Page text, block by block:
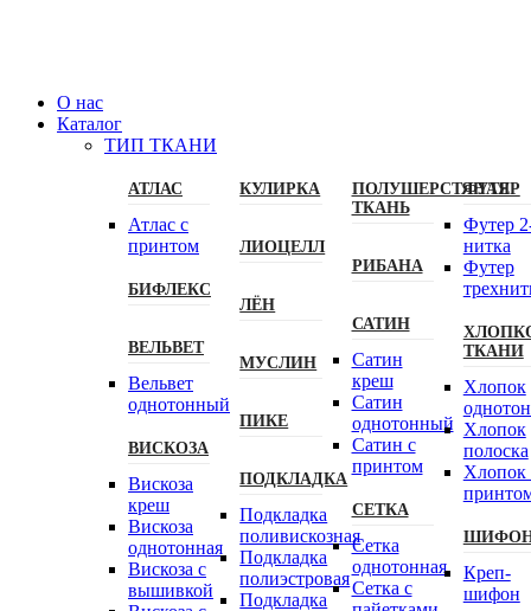
О нас
Каталог
ТИП ТКАНИ
АТЛАС
Атлас с
принтом
БИФЛЕКС
ВЕЛЬВЕТ
Вельвет
однотонный
ВИСКОЗА
Вискоза
креш
Вискоза
однотонная
Вискоза с
вышивкой
КУЛИРКА
ЛИОЦЕЛЛ
ЛЁН
МУСЛИН
ПИКЕ
ПОДКЛАДКА
Подкладка
поливискозная
Подкладка
полиэстровая
Подкладка
ПОЛУШЕРСТЯНАЯ
ТКАНЬ
РИБАНА
САТИН
Сатин
креш
Сатин
однотонный
Сатин с
принтом
СЕТКА
Сетка
однотонная
Сетка с
ФУТЕР
Футер
нитка
Футер
ТКАНИ
Хлопок
Хлопок
полоска
Хлопок
Креп-
шифон